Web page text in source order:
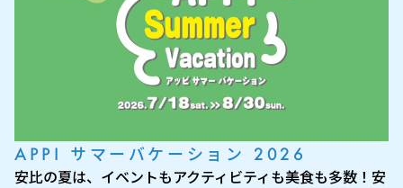
APPI サマーバケーション 2026
安比の夏は、イベントもアクティビティも美食も多数！安